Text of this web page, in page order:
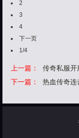
2
3
4
下一页
1/4
上一篇：
传奇私服
下一篇：
热血传奇连